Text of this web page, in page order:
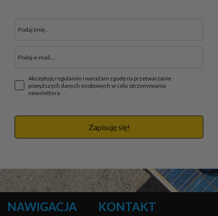
Akceptuję regulamin i wyrażam zgodę na przetwarzanie
powyższych danych osobowych w celu otrzymywania
newslettera.
Zapisuję się!
NAWIGACJA KONTAKT